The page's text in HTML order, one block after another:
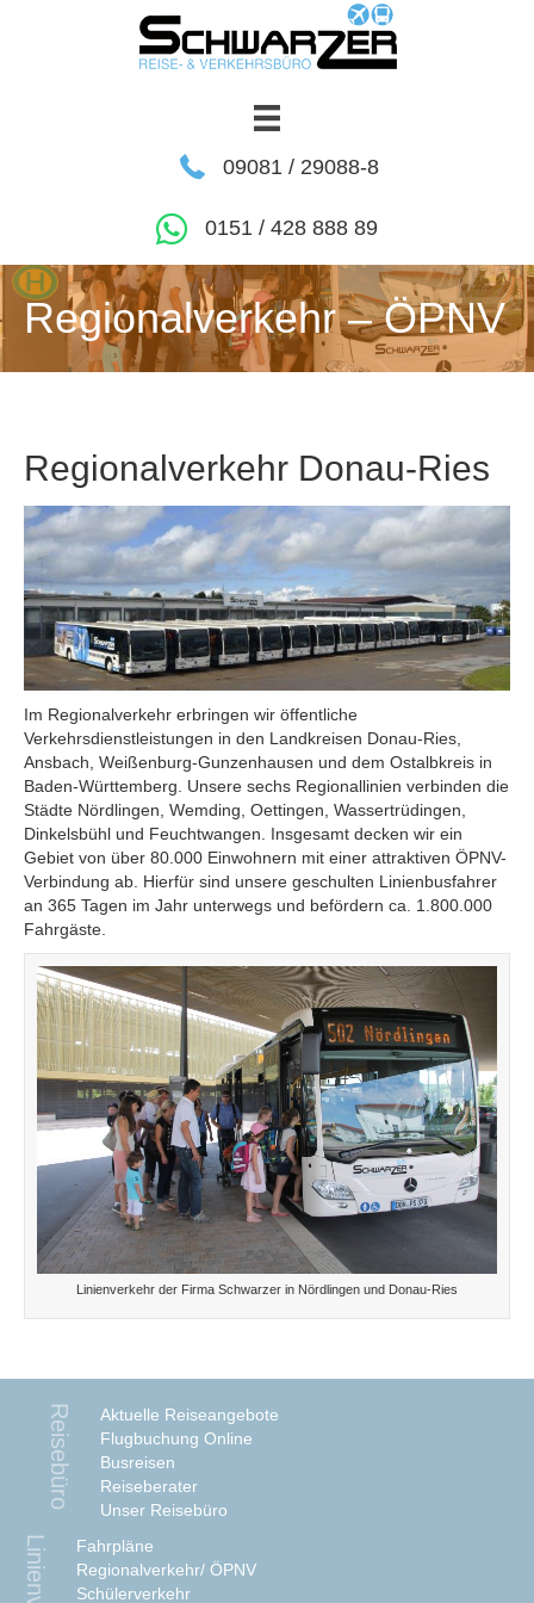
09081 / 29088-8
0151 / 428 888 89
Regionalverkehr – ÖPNV
Regionalverkehr Donau-Ries
Im Regionalverkehr erbringen wir öffentliche
Verkehrsdienstleistungen in den Landkreisen Donau-Ries,
Ansbach, Weißenburg-Gunzenhausen und dem Ostalbkreis in
Baden-Württemberg. Unsere sechs Regionallinien verbinden die
Städte Nördlingen, Wemding, Oettingen, Wassertrüdingen,
Dinkelsbühl und Feuchtwangen. Insgesamt decken wir ein
Gebiet von über 80.000 Einwohnern mit einer attraktiven ÖPNV-
Verbindung ab. Hierfür sind unsere geschulten Linienbusfahrer
an 365 Tagen im Jahr unterwegs und befördern ca. 1.800.000
Fahrgäste.
Linienverkehr der Firma Schwarzer in Nördlingen und Donau-Ries
Reisebüro
Aktuelle Reiseangebote
Flugbuchung Online
Busreisen
Reiseberater
Unser Reisebüro
Fahrpläne
Regionalverkehr/ ÖPNV
Schülerverkehr